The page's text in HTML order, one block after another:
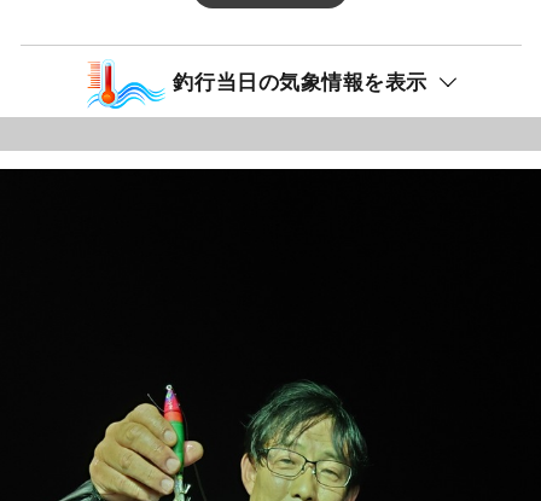
釣行当日の気象情報を表示